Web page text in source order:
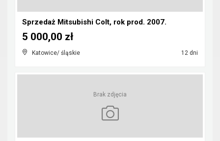
Sprzedaż Mitsubishi Colt, rok prod. 2007.
Katowice/ śląskie 12 dni
5 000,00 zł
Brak zdjęcia